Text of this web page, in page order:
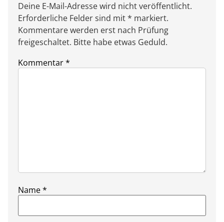
Deine E-Mail-Adresse wird nicht veröffentlicht.
Erforderliche Felder sind mit * markiert.
Kommentare werden erst nach Prüfung
freigeschaltet. Bitte habe etwas Geduld.
Kommentar*
Name*